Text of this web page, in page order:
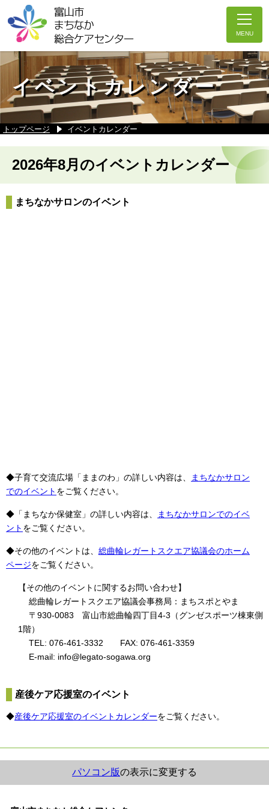
イベントカレンダー
トップページ イベントカレンダー
2026年8月のイベントカレンダー
まちなかサロンのイベント
◆子育て交流広場「ままのわ」の詳しい内容は、
まちなかサロン
でのイベント をご覧ください。
◆「まちなか保健室」の詳しい内容は、
まちなかサロンでのイベ
ント をご覧ください。
◆その他のイベントは、 総曲輪レガートスクエア協議会のホーム
ページをご覧ください。
【その他のイベントに関するお問い合わせ】
総曲輪レガートスクエア協議会事務局：まちスポとやま
〒930-0083 富山市総曲輪四丁目4-3（グンゼスポーツ棟東側
1階）
TEL: 076-461-3332 FAX: 076-461-3359
E-mail: info@legato-sogawa.org
産後ケア応援室のイベント
◆産後ケア応援室のイベントカレンダーをご覧ください。
パソコン版の表示に変更する